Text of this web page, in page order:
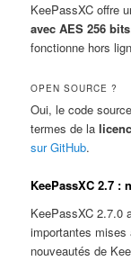
KeePassXC offre
avec AES 256 bits
fonctionne hors
OPEN SOURCE ?
Oui, le code
termes de la
sur GitHub.
KeePassXC 2.7 :
KeePassXC 2.7.0
importantes mises
nouveautés de